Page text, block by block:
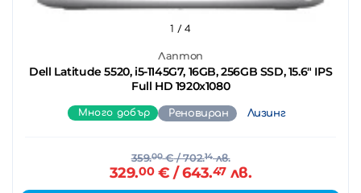
Лаптоп
Dell Latitude 5520, i5-1145G7, 16GB, 256GB SSD, 15.6" IPS
Full HD 1920x1080
1 / 4
Много добър Реновиран Лизинг
359.00€/ 702.14лв.
329.00€ / 643.47лв.